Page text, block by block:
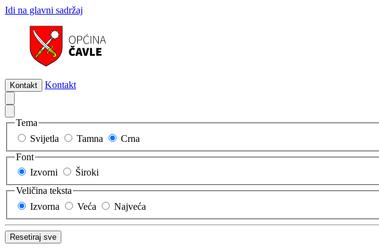
Idi na glavni sadržaj
Kontakt Kontakt
Tema
Svijetla
Tamna
Crna
Font
Izvorni
Široki
Veličina teksta
Izvorna
Veća Najveća
Resetiraj sve